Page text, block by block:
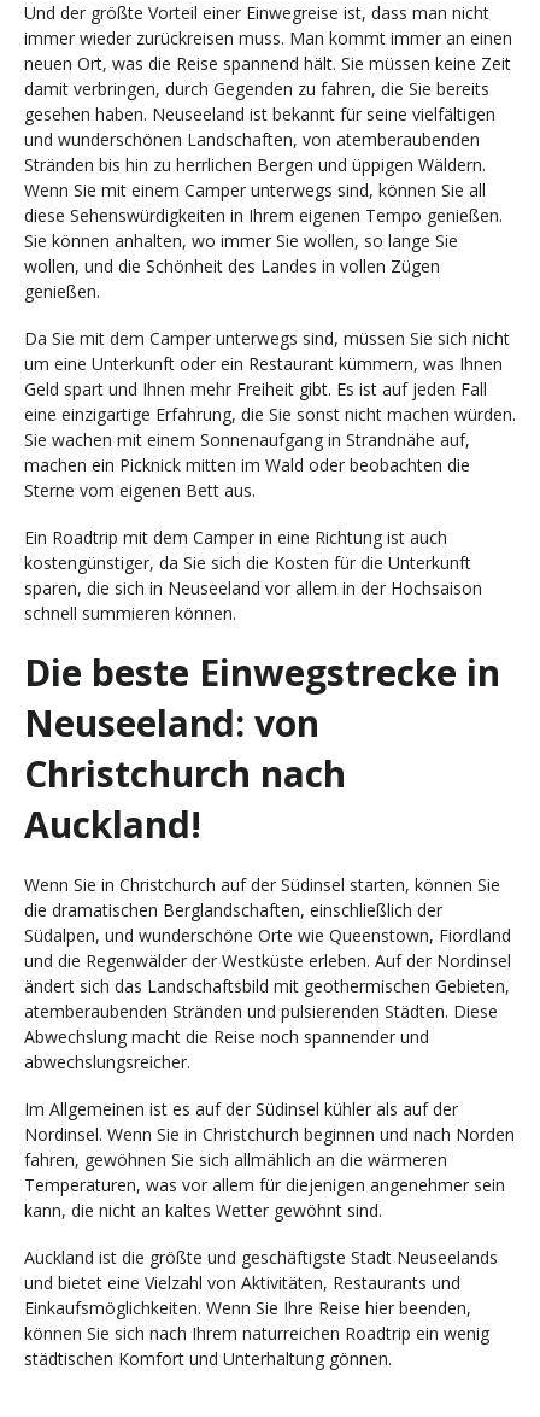
Und der größte Vorteil einer Einwegreise ist, dass man nicht
immer wieder zurückreisen muss. Man kommt immer an einen
neuen Ort, was die Reise spannend hält. Sie müssen keine Zeit
damit verbringen, durch Gegenden zu fahren, die Sie bereits
gesehen haben. Neuseeland ist bekannt für seine vielfältigen
und wunderschönen Landschaften, von atemberaubenden
Stränden bis hin zu herrlichen Bergen und üppigen Wäldern.
Wenn Sie mit einem Camper unterwegs sind, können Sie all
diese Sehenswürdigkeiten in Ihrem eigenen Tempo genießen.
Sie können anhalten, wo immer Sie wollen, so lange Sie
wollen, und die Schönheit des Landes in vollen Zügen
genießen.
Da Sie mit dem Camper unterwegs sind, müssen Sie sich nicht
um eine Unterkunft oder ein Restaurant kümmern, was Ihnen
Geld spart und Ihnen mehr Freiheit gibt. Es ist auf jeden Fall
eine einzigartige Erfahrung, die Sie sonst nicht machen würden.
Sie wachen mit einem Sonnenaufgang in Strandnähe auf,
machen ein Picknick mitten im Wald oder beobachten die
Sterne vom eigenen Bett aus.
Ein Roadtrip mit dem Camper in eine Richtung ist auch
kostengünstiger, da Sie sich die Kosten für die Unterkunft
sparen, die sich in Neuseeland vor allem in der Hochsaison
schnell summieren können.
Die beste Einwegstrecke in
Neuseeland: von
Christchurch nach
Auckland!
Wenn Sie in Christchurch auf der Südinsel starten, können Sie
die dramatischen Berglandschaften, einschließlich der
Südalpen, und wunderschöne Orte wie Queenstown, Fiordland
und die Regenwälder der Westküste erleben. Auf der Nordinsel
ändert sich das Landschaftsbild mit geothermischen Gebieten,
atemberaubenden Stränden und pulsierenden Städten. Diese
Abwechslung macht die Reise noch spannender und
abwechslungsreicher.
Im Allgemeinen ist es auf der Südinsel kühler als auf der
Nordinsel. Wenn Sie in Christchurch beginnen und nach Norden
fahren, gewöhnen Sie sich allmählich an die wärmeren
Temperaturen, was vor allem für diejenigen angenehmer sein
kann, die nicht an kaltes Wetter gewöhnt sind.
Auckland ist die größte und geschäftigste Stadt Neuseelands
und bietet eine Vielzahl von Aktivitäten, Restaurants und
Einkaufsmöglichkeiten. Wenn Sie Ihre Reise hier beenden,
können Sie sich nach Ihrem naturreichen Roadtrip ein wenig
städtischen Komfort und Unterhaltung gönnen.